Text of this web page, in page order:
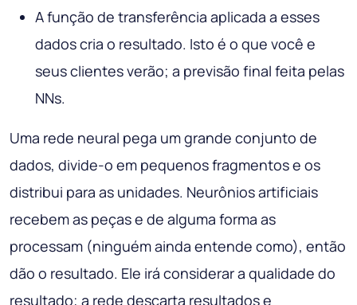
A função de transferência aplicada a esses
dados cria o resultado. Isto é o que você e
seus clientes verão; a previsão final feita pelas
NNs.
Uma rede neural pega um grande conjunto de
dados, divide-o em pequenos fragmentos e os
distribui para as unidades. Neurônios artificiais
recebem as peças e de alguma forma as
processam (ninguém ainda entende como), então
dão o resultado. Ele irá considerar a qualidade do
resultado; a rede descarta resultados e